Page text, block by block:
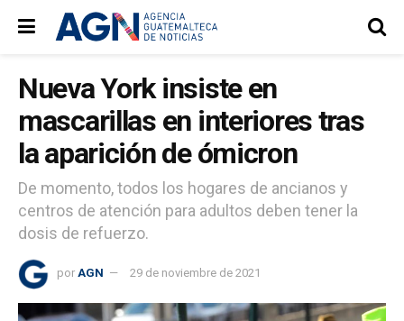
Nueva York insiste en
mascarillas en interiores tras
la aparición de ómicron
De momento, todos los hogares de ancianos y
centros de atención para adultos deben tener la
dosis de refuerzo.
por AGN 29 de noviembre de 2021